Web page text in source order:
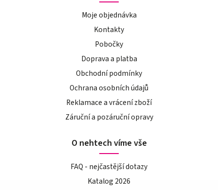
Moje objednávka
Kontakty
Pobočky
Doprava a platba
Obchodní podmínky
Ochrana osobních údajů
Reklamace a vrácení zboží
Záruční a pozáruční opravy
O nehtech víme vše
FAQ - nejčastější dotazy
Katalog 2026